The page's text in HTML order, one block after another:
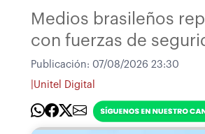
Medios brasileños
con fuerzas de
Publicación: 07/08/2026 23:30
Unitel Digital